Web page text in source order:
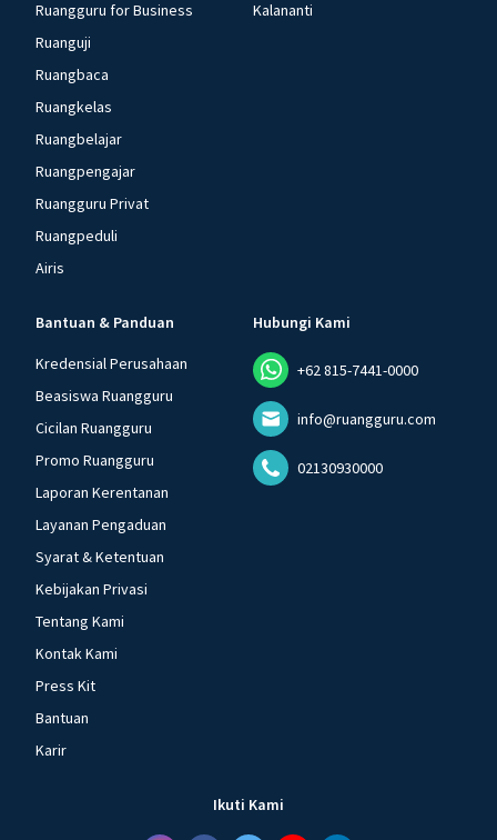
Ruangguru for Business
Ruanguji
Ruangbaca
Ruangkelas
Ruangbelajar
Ruangpengajar
Ruangguru Privat
Ruangpeduli
Airis
Kalananti
Bantuan & Panduan
Kredensial Perusahaan
Beasiswa Ruangguru
Cicilan Ruangguru
Promo Ruangguru
Laporan Kerentanan
Layanan Pengaduan
Syarat & Ketentuan
Kebijakan Privasi
Tentang Kami
Kontak Kami
Press Kit
Bantuan
Karir
Hubungi Kami
+62 815-7441-0000
info@ruangguru.com
02130930000
Ikuti Kami